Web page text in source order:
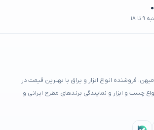
۱۸
میهن، فروشنده انواع ابزار و یراق با بهترین قیمت در
چسب و ابزار و نمایندگی برندهای مطرح ایرانی و